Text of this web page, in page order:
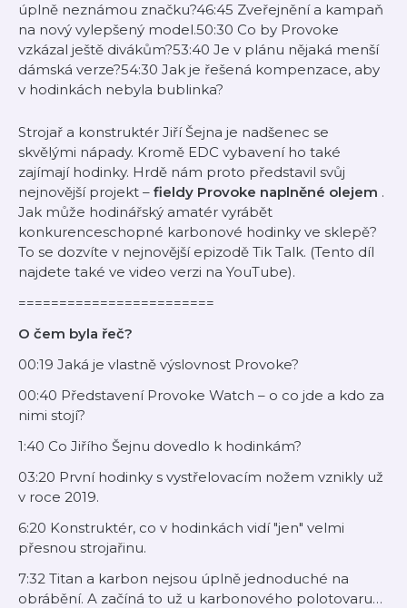
úplně neznámou značku?46:45 Zveřejnění a kampaň
na nový vylepšený model.50:30 Co by Provoke
vzkázal ještě divákům?53:40 Je v plánu nějaká menší
dámská verze?54:30 Jak je řešená kompenzace, aby
v hodinkách nebyla bublinka?
Strojař a konstruktér Jiří Šejna je nadšenec se
skvělými nápady. Kromě EDC vybavení ho také
zajímají hodinky. Hrdě nám proto představil svůj
nejnovější projekt – fieldy Provoke naplněné olejem .
Jak může hodinářský amatér vyrábět
konkurenceschopné karbonové hodinky ve sklepě?
To se dozvíte v nejnovější epizodě Tik Talk. (Tento díl
najdete také ve video verzi na YouTube).
========================
O čem byla řeč?
00:19 Jaká je vlastně výslovnost Provoke?
00:40 Představení Provoke Watch – o co jde a kdo za
nimi stojí?
1:40 Co Jiřího Šejnu dovedlo k hodinkám?
03:20 První hodinky s vystřelovacím nožem vznikly už
v roce 2019.
6:20 Konstruktér, co v hodinkách vidí "jen" velmi
přesnou strojařinu.
7:32 Titan a karbon nejsou úplně jednoduché na
obrábění. A začíná to už u karbonového polotovaru…